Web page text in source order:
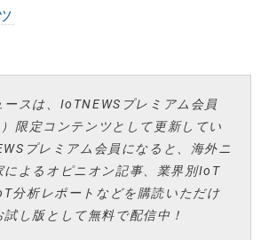
ースは、IoTNEWSプレミアム会員
限定コンテンツとして更新してい
プレミアム会員になると、海外ニ
によるオピニオン記事、業界別IoT
分析レポートなどを購読いただけ
試し版として無料で配信中！